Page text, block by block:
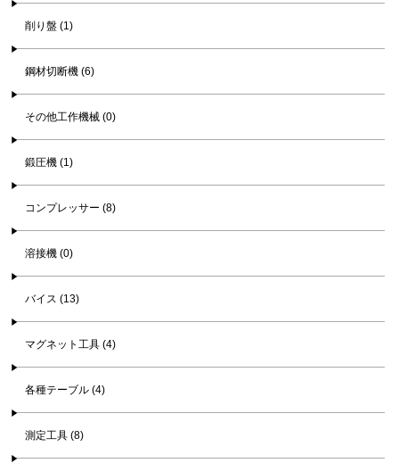
削り盤 (1)
鋼材切断機 (6)
その他工作機械 (0)
鍛圧機 (1)
コンプレッサー (8)
溶接機 (0)
バイス (13)
マグネット工具 (4)
各種テーブル (4)
測定工具 (8)